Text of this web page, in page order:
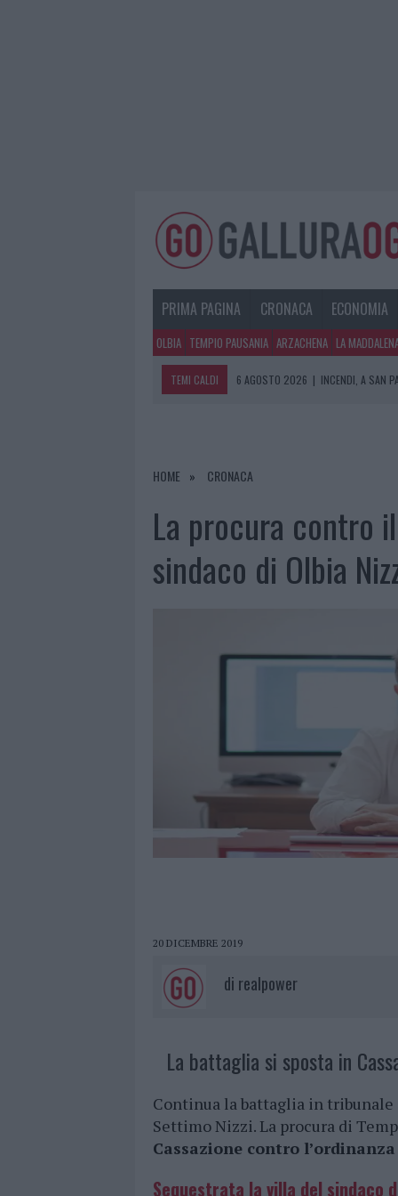
PRIMA PAGINA CRONACA ECONOMIA
OLBIA TEMPIO PAUSANIA ARZACHENA LA
TEMI CALDI 6 AGOSTO 2026 | INCENDI, A SAN
7 AGOSTO 2026
|
PER I TRATTAMENTI LASER NON INVASIVI
HOME CRONACA
La procura contro
sindaco di Olbia
20 DICEMBRE 2019
di realpower
La battaglia si sposta in
Continua la battaglia in
Settimo Nizzi. La procura di
Cassazione contro
Sequestrata la villa del sindaco